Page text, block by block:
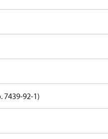
7439-92-1)